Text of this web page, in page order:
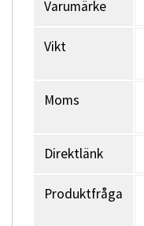
Varumärke
Vikt
Moms
Direktlänk
Produktfråga